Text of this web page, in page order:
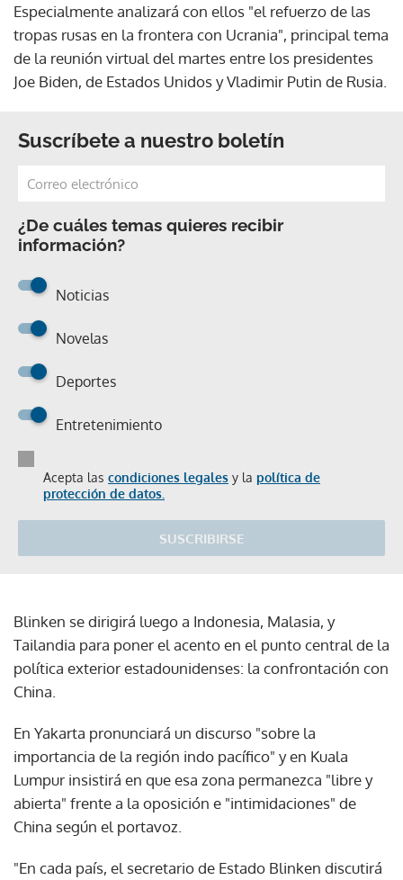
Especialmente analizará con ellos "el refuerzo de las
tropas rusas en la frontera con Ucrania", principal tema
de la reunión virtual del martes entre los presidentes
Joe Biden, de Estados Unidos y Vladimir Putin de Rusia.
Suscríbete a nuestro boletín
¿De cuáles temas quieres recibir
información?
Noticias
Novelas
Deportes
Entretenimiento
Acepta las condiciones legales y la política de
protección de datos.
SUSCRIBIRSE
Blinken se dirigirá luego a Indonesia, Malasia, y
Tailandia para poner el acento en el punto central de la
política exterior estadounidenses: la confrontación con
China.
En Yakarta pronunciará un discurso "sobre la
importancia de la región indo pacífico" y en Kuala
Lumpur insistirá en que esa zona permanezca "libre y
abierta" frente a la oposición e "intimidaciones" de
China según el portavoz.
"En cada país, el secretario de Estado Blinken discutirá